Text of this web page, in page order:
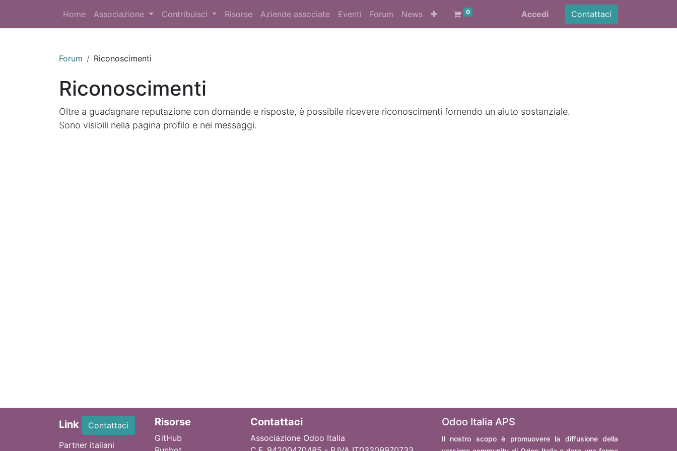
Home Associazione Contribuisci Risorse Aziende associate Eventi Forum News 0 Accedi Contattaci
Forum Riconoscimenti
Riconoscimenti
Oltre a guadagnare reputazione con domande e risposte, è possibile ricevere riconoscimenti fornendo un aiuto sostanziale.
Sono visibili nella pagina profilo e nei messaggi.
Link
Contattaci
Partner italiani
Risorse
GitHub
Contattaci
Associazione Odoo Italia
Odoo Italia APS
Il nostro scopo è promuovere la diffusione della